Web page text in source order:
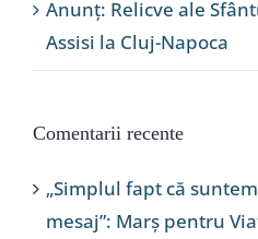
Anunț: Relicve ale
Assisi la Cluj-Napoca
Comentarii recente
„Simplul fapt că
mesaj”: Marș pentru